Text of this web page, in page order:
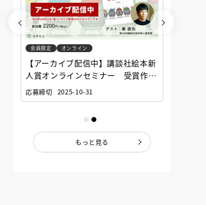
会員限定 オンライン
【アーカイブ配信中】講談社絵本新
人賞オンラインセミナー 受賞作家
と担当編集者が語る「絵本創作実践
講座」
応募締切 2025-10-31
もっと見る